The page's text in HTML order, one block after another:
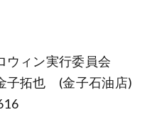
ウィン実行委員会
拓也 (金子石油店)